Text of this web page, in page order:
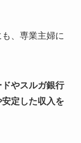
、専業主婦に
やスルガ銀行
定した収入を